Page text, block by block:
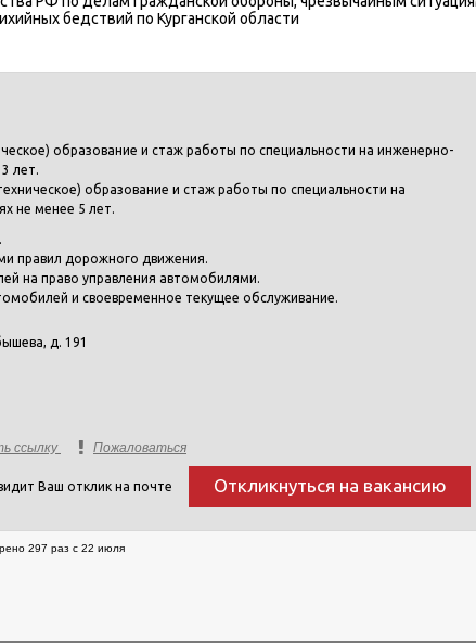
бедствий по Курганской области
образование и стаж работы по специальности на инженерно-
лет.
образование и стаж работы по специальности на
не менее 5 лет.
правил дорожного движения.
на право управления автомобилями.
и своевременное текущее обслуживание.
д. 191
ссылку Пожаловаться
Ваш отклик на почте Откликнуться на вакансию
297 раз с 22 июля